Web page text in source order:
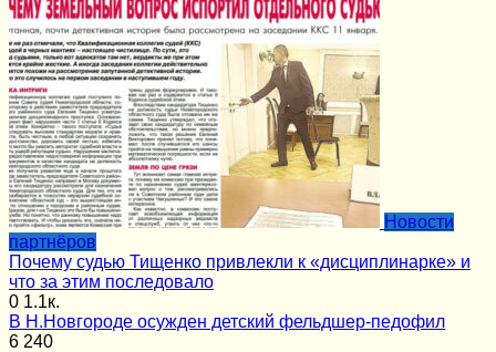
Новости
партнёров
Почему судью Тищенко привлекли к «дисциплинарке» и
что за этим последовало
0 1.1к.
В Н.Новгороде осужден детский фельдшер-педофил
6 240